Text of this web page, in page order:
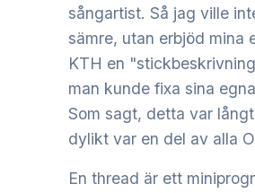
sångartist. Så jag ville
sämre, utan erbjöd mina
KTH en
man kunde fixa sina
Som sagt, detta var
dylikt var en del av alla
En thread är ett